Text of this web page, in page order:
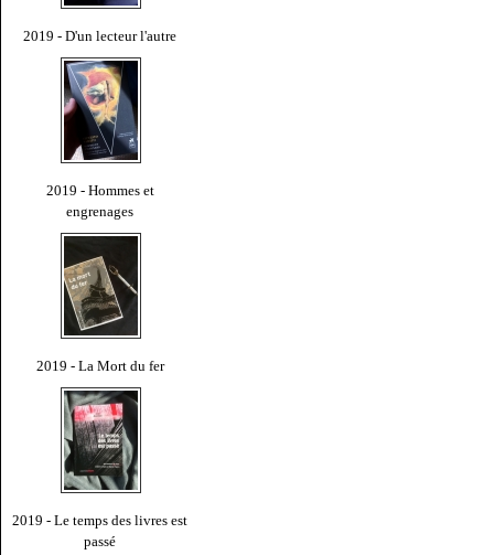
2019 - D'un lecteur l'autre
2019 - Hommes et
engrenages
2019 - La Mort du fer
2019 - Le temps des livres est
passé